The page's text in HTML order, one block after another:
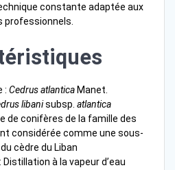
constante adaptée aux
professionnels.
: Cedrus atlanticaManet.
libanisubsp. atlantica
de conifères de la famille des
considérée comme une sous-
cèdre du Liban
Distillation à la vapeur d’eau